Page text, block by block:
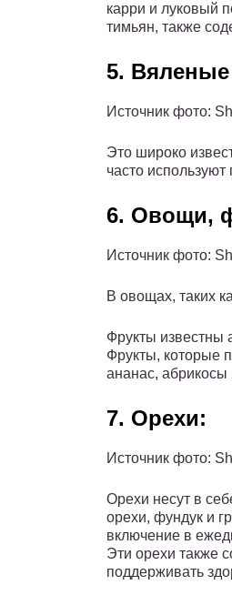
карри и луковый
тимьян, также
5.
Источник фото:
Это широко
часто
6. Овощи,
Источник фото:
В овощах, таких
Фрукты известны
Фрукты, которые
ананас,
7. Орехи:
Источник фото:
Орехи несут в
орехи, фундук и
включение в
Эти орехи также
поддерживать